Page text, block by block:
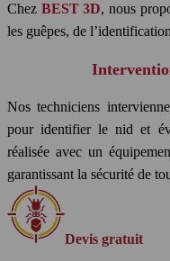
Chez BEST 3D, nous
les guêpes, de
Nos techniciens
pour identifier le nid et
réalisée avec un
garantissant la sécurité de
Devis gratuit